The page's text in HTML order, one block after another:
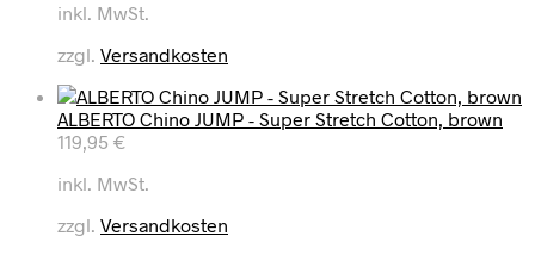
inkl. MwSt.
zzgl. Versandkosten
ALBERTO Chino JUMP - Super Stretch Cotton, brown
119,95 €
inkl. MwSt.
zzgl. Versandkosten